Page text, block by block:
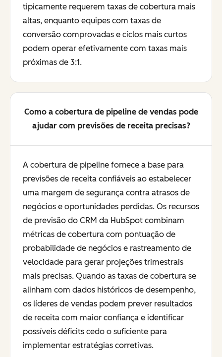
tipicamente requerem taxas de cobertura mais
altas, enquanto equipes com taxas de
conversão comprovadas e ciclos mais curtos
podem operar efetivamente com taxas mais
próximas de 3:1.
Como a cobertura de pipeline de vendas pode
ajudar com previsões de receita precisas?
A cobertura de pipeline fornece a base para
previsões de receita confiáveis ao estabelecer
uma margem de segurança contra atrasos de
negócios e oportunidades perdidas. Os recursos
de previsão do CRM da HubSpot combinam
métricas de cobertura com pontuação de
probabilidade de negócios e rastreamento de
velocidade para gerar projeções trimestrais
mais precisas. Quando as taxas de cobertura se
alinham com dados históricos de desempenho,
os líderes de vendas podem prever resultados
de receita com maior confiança e identificar
possíveis déficits cedo o suficiente para
implementar estratégias corretivas.